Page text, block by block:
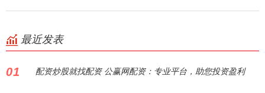
最近发表
01 配资炒股就找配资 公赢网配资：专业平台，助您投资盈利